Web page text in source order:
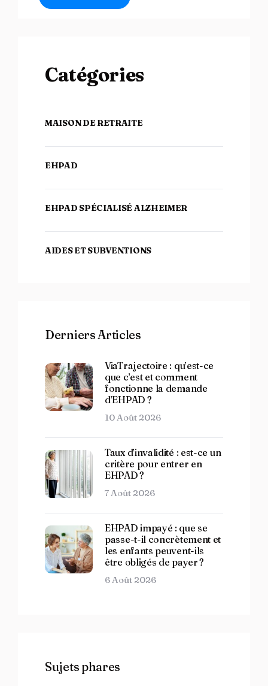
Catégories
MAISON DE RETRAITE
EHPAD
EHPAD SPÉCIALISÉ ALZHEIMER
AIDES ET SUBVENTIONS
Derniers Articles
ViaTrajectoire : qu’est-ce
que c’est et comment
fonctionne la demande
d’EHPAD ?
10 Août 2026
Taux d’invalidité : est-ce un
critère pour entrer en
EHPAD ?
7 Août 2026
EHPAD impayé : que se
passe-t-il concrètement et
les enfants peuvent-ils
être obligés de payer ?
6 Août 2026
Sujets phares